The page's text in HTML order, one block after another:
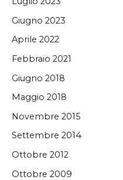
Giugno 2023
Aprile 2022
Febbraio 2021
Giugno 2018
Maggio 2018
Novembre 2015
Settembre 2014
Ottobre 2012
Ottobre 2009